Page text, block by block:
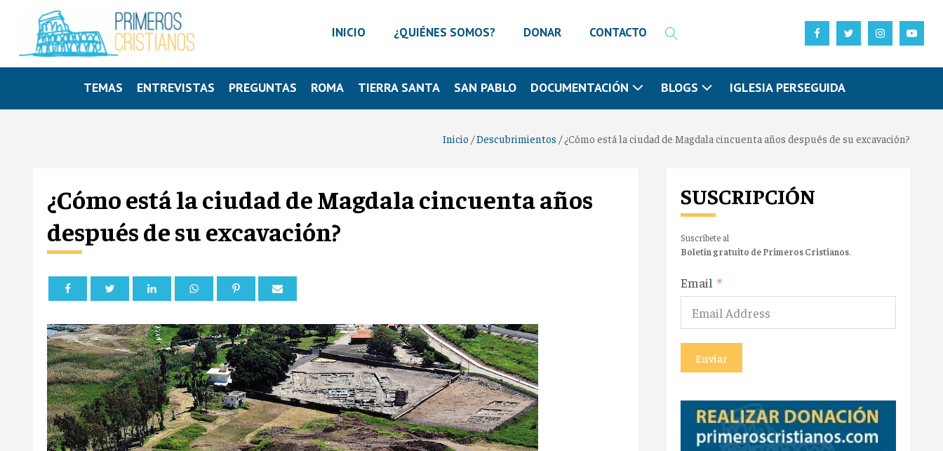
INICIO ¿QUIÉNES SOMOS? DONAR CONTACTO
TEMAS ENTREVISTAS PREGUNTAS ROMA TIERRA SANTA SAN PABLO DOCUMENTACIÓN BLOGS IGLESIA PERSEGUIDA
Inicio /Descubrimientos /¿Cómo está la ciudad de Magdala cincuenta años después de su excavación?
¿Cómo está la ciudad de Magdala cincuenta años
después de su excavación?
SUSCRIPCIÓN
Suscríbete al
Boletín gratuito de Primeros Cristianos.
Email
Enviar